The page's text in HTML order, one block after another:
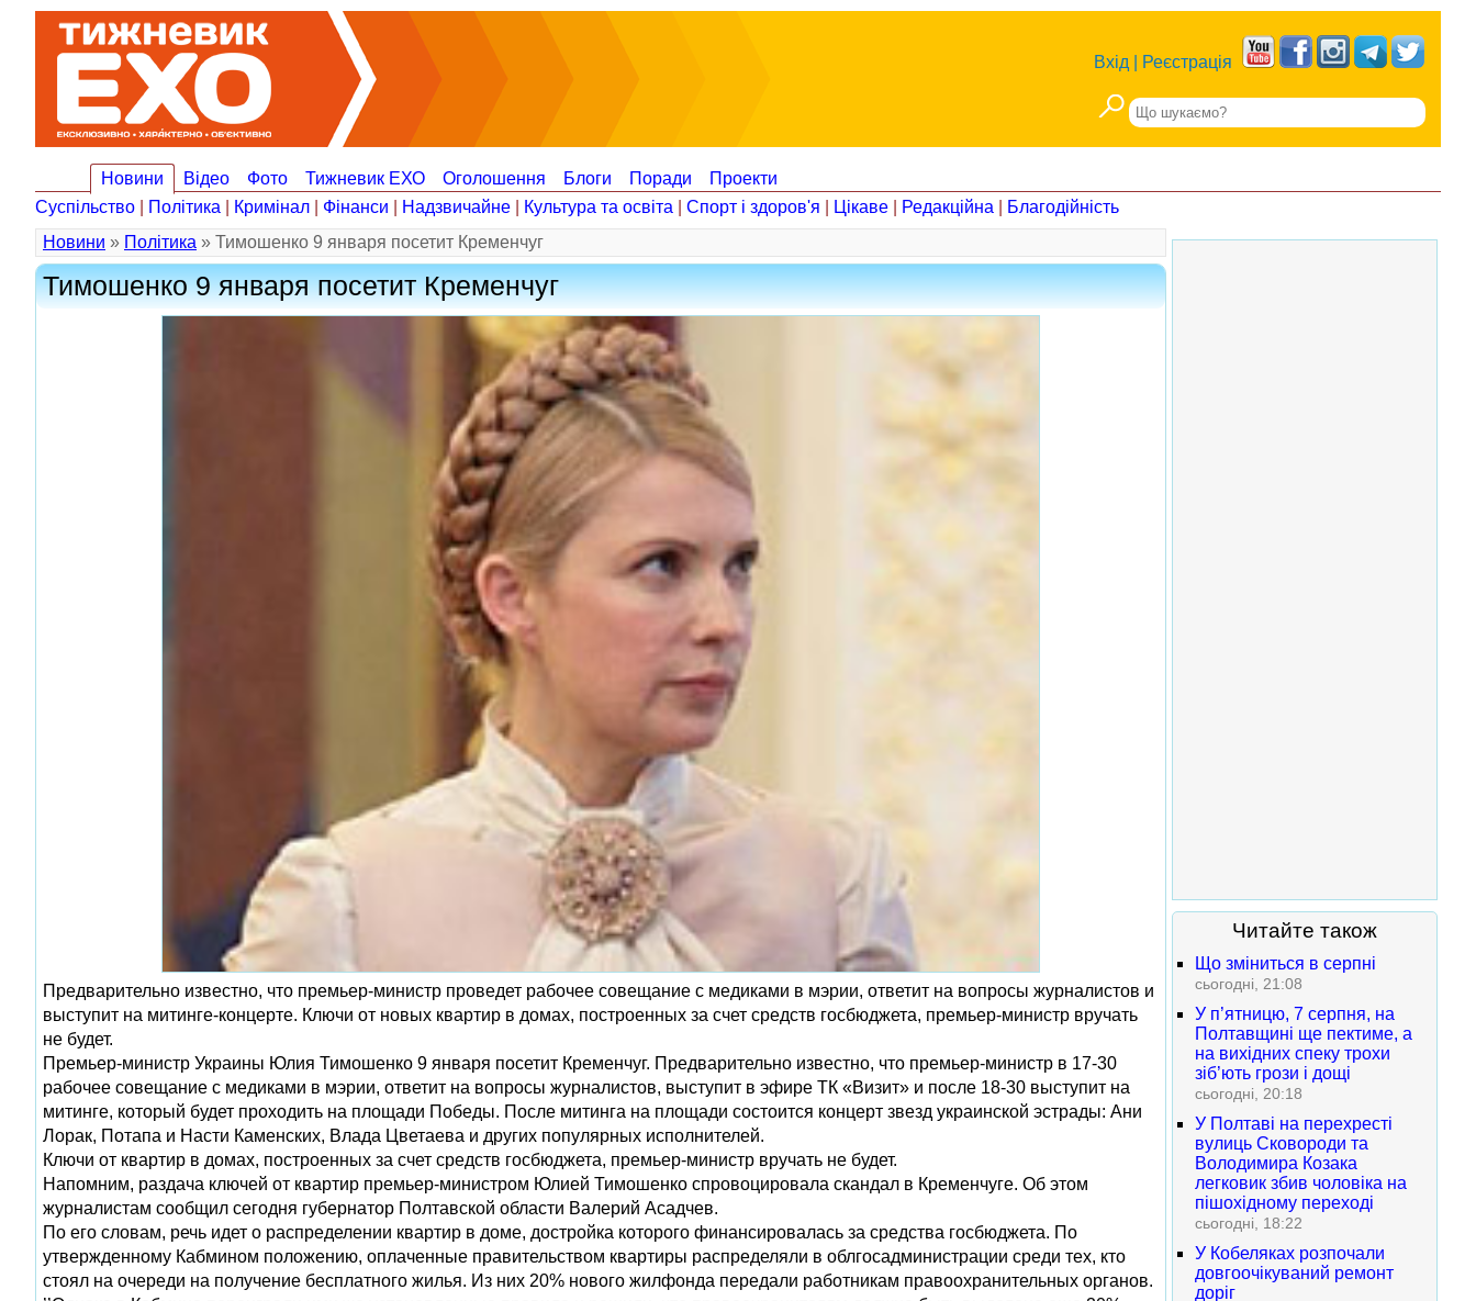
Вхід Реєстрація
Новини Відео Фото Тижневик ЕХО Оголошення Блоги Поради
Проекти
Суспільство
Політика Кримінал Фінанси Надзвичайне Культура та освіта Спорт і здоров'я Цікаве Редакційна
Благодійність
Новини » Політика » Тимошенко 9 января посетит Кременчуг
Тимошенко 9 января посетит Кременчуг
Предварительно известно, что премьер-министр проведет рабочее совещание с медиками в мэрии, ответит на вопросы журналистов и
выступит на митинге-концерте. Ключи от новых квартир в домах, построенных за счет средств госбюджета, премьер-министр вручать
не будет.
Премьер-министр Украины Юлия Тимошенко 9 января посетит Кременчуг. Предварительно известно, что премьер-министр в 17-30
рабочее совещание с медиками в мэрии, ответит на вопросы журналистов, выступит в эфире ТК «Визит» и после 18-30 выступит на
митинге, который будет проходить на площади Победы. После митинга на площади состоится концерт звезд украинской эстрады: Ани
Лорак, Потапа и Насти Каменских, Влада Цветаева и других популярных исполнителей.
Ключи от квартир в домах, построенных за счет средств госбюджета, премьер-министр вручать не будет.
Напомним, раздача ключей от квартир премьер-министром Юлией Тимошенко спровоцировала скандал в Кременчуге. Об этом
журналистам сообщил сегодня губернатор Полтавской области Валерий Асадчев.
По его словам, речь идет о распределении квартир в доме, достройка которого финансировалась за средства госбюджета. По
утвержденному Кабмином положению, оплаченные правительством квартиры распределяли в облгосадминистрации среди тех, кто
стоял на очереди на получение бесплатного жилья. Из них 20% нового жилфонда передали работникам правоохранительных органов.
Читайте також
Що зміниться в серпні
сьогодні, 21:08
У п’ятницю, 7 серпня, на
Полтавщині ще пектиме, а
на вихідних спеку трохи
зіб’ють грози і дощі
сьогодні, 20:18
У Полтаві на перехресті
вулиць Сковороди та
Володимира Козака
легковик збив чоловіка на
пішохідному переході
сьогодні, 18:22
У Кобеляках розпочали
довгоочікуваний ремонт
доріг